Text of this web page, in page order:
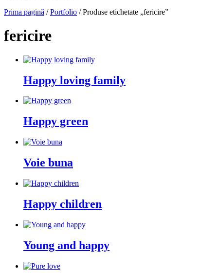
Prima pagină /Portfolio / Produse etichetate „fericire”
fericire
Happy loving family
Happy green
Voie buna
Happy children
Young and happy